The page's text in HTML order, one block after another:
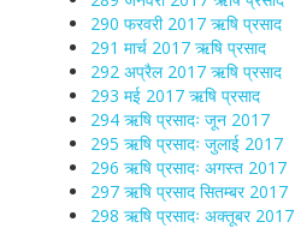
290 फरवरी 2017 ऋषि प्रसाद
291 मार्च 2017 ऋषि प्रसाद
292 अप्रैल 2017 ऋषि प्रसाद
293 मई 2017 ऋषि प्रसाद
294 ऋषि प्रसादः जून 2017
295 ऋषि प्रसादः जुलाई 2017
296 ऋषि प्रसादः अगस्त 2017
297 ऋषि प्रसाद सितम्बर 2017
298 ऋषि प्रसादः अक्तूबर 2017